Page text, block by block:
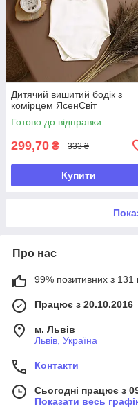
Дитячий вишитий бодік з
комірцем ЯсенСвіт
Готово до відправки
299,70 ₴ 333 ₴
Купити
Про нас
99% позитивних з 131
Працює з 20.10.2016
м. Львів
Львів, Україна
Контакти
Сьогодні працює з
Показати весь